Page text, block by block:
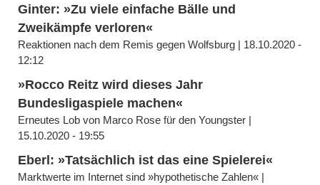
Ginter: »Zu viele einfache Bälle und
Zweikämpfe verloren«
Reaktionen nach dem Remis gegen Wolfsburg | 18.10.2020 -
12:12
»Rocco Reitz wird dieses Jahr
Bundesligaspiele machen«
Erneutes Lob von Marco Rose für den Youngster |
15.10.2020 - 19:55
Eberl: »Tatsächlich ist das eine Spielerei«
Marktwerte im Internet sind »hypothetische Zahlen« |